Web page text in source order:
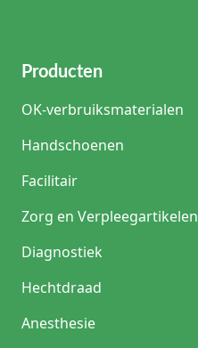
Producten
OK-verbruiksmaterialen
Handschoenen
Facilitair
Zorg en Verpleegartikelen
Diagnostiek
Hechtdraad
Anesthesie